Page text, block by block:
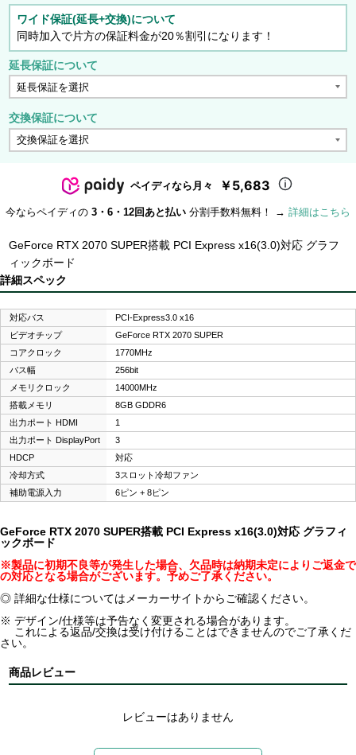
ワイド保証(延長+交換)について
同時加入で片方の保証料金が20％割引になります！
延長保証について
交換保証について
ペイディなら月々 ￥5,683
今ならペイディの 3・6・12回あと払い 分割手数料無料！ → 詳細はこちら
GeForce RTX 2070 SUPER搭載 PCI Express x16(3.0)対応 グラフ
ィックボード
詳細スペック
対応バス
PCI-Express3.0 x16
ビデオチップ
GeForce RTX 2070 SUPER
コアクロック
1770MHz
バス幅
256bit
メモリクロック
14000MHz
搭載メモリ
8GB GDDR6
出力ポート HDMI
1
出力ポート DisplayPort
3
HDCP
対応
冷却方式
3スロット冷却ファン
補助電源入力
6ピン + 8ピン
GeForce RTX 2070 SUPER搭載 PCI Express x16(3.0)対応 グラフィ
ックボード
※製品に初期不良等が発生した場合、欠品時は納期未定によりご返金で
の対応となる場合がございます。予めご了承ください。
◎ 詳細な仕様についてはメーカーサイトからご確認ください。
※ デザイン/仕様等は予告なく変更される場合があります。
これによる返品/交換は受け付けることはできませんのでご了承くだ
さい。
商品レビュー
レビューはありません